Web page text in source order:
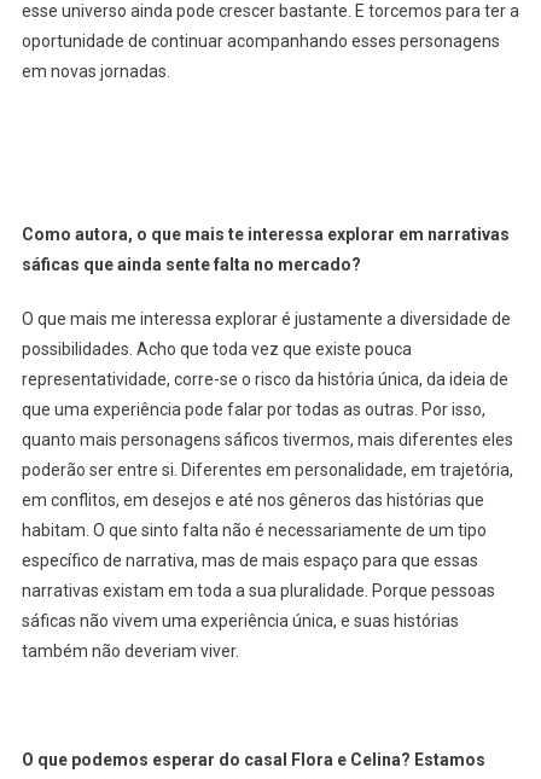
esse universo ainda pode crescer bastante. E torcemos para ter a
oportunidade de continuar acompanhando esses personagens
em novas jornadas.
Como autora, o que mais te interessa explorar em narrativas
sáficas que ainda sente falta no mercado?
O que mais me interessa explorar é justamente a diversidade de
possibilidades. Acho que toda vez que existe pouca
representatividade, corre-se o risco da história única, da ideia de
que uma experiência pode falar por todas as outras. Por isso,
quanto mais personagens sáficos tivermos, mais diferentes eles
poderão ser entre si. Diferentes em personalidade, em trajetória,
em conflitos, em desejos e até nos gêneros das histórias que
habitam. O que sinto falta não é necessariamente de um tipo
específico de narrativa, mas de mais espaço para que essas
narrativas existam em toda a sua pluralidade. Porque pessoas
sáficas não vivem uma experiência única, e suas histórias
também não deveriam viver.
O que podemos esperar do casal Flora e Celina? Estamos